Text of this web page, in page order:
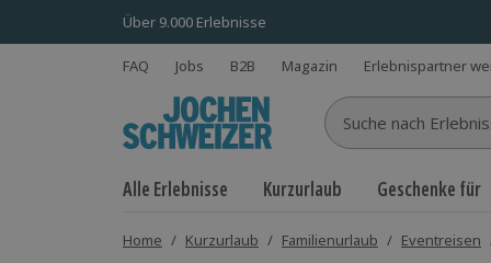
Über 9.000 Erlebnisse
FAQ Jobs B2B Magazin Erlebnispartner
Suche nach
Alle Erlebnisse Kurzurlaub Geschenke für
Home / Kurzurlaub / Familienurlaub / Eventreisen